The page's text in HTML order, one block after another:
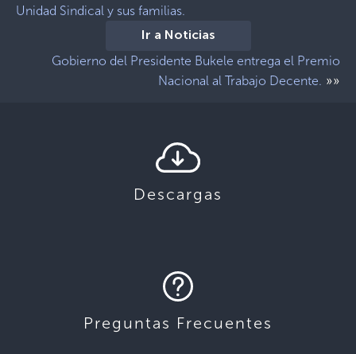
Unidad Sindical y sus familias.
Ir a Noticias
Gobierno del Presidente Bukele entrega el Premio
Nacional al Trabajo Decente. »»
Descargas
Preguntas Frecuentes